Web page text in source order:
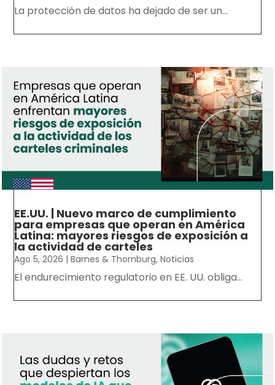
La protección de datos ha dejado de ser un...
EE.UU. | Nuevo marco de cumplimiento
para empresas que operan en América
Latina: mayores riesgos de exposición a
la actividad de carteles
Ago 5, 2026 |Barnes & Thornburg,Noticias
El endurecimiento regulatorio en EE. UU. obliga...